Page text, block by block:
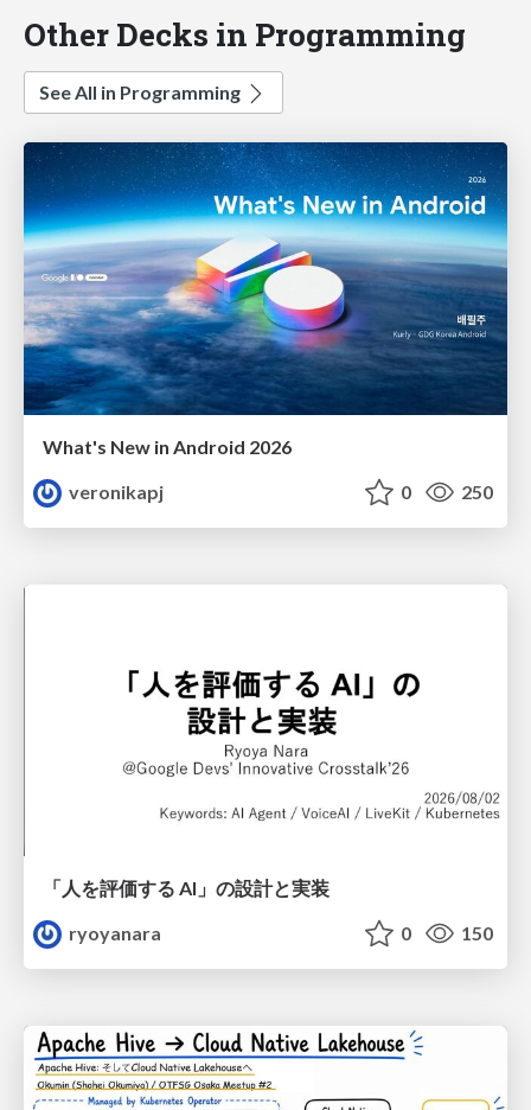
Other Decks in Programming
See All in Programming
What's New in Android 2026
veronikapj
0 250
「人を評価する AI」の 設計と実装
ryoyanara
0 150